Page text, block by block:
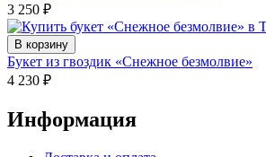
3 250 ₽
В корзину
Букет из гвоздик «Снежное безмолвие»
4 230 ₽
Информация